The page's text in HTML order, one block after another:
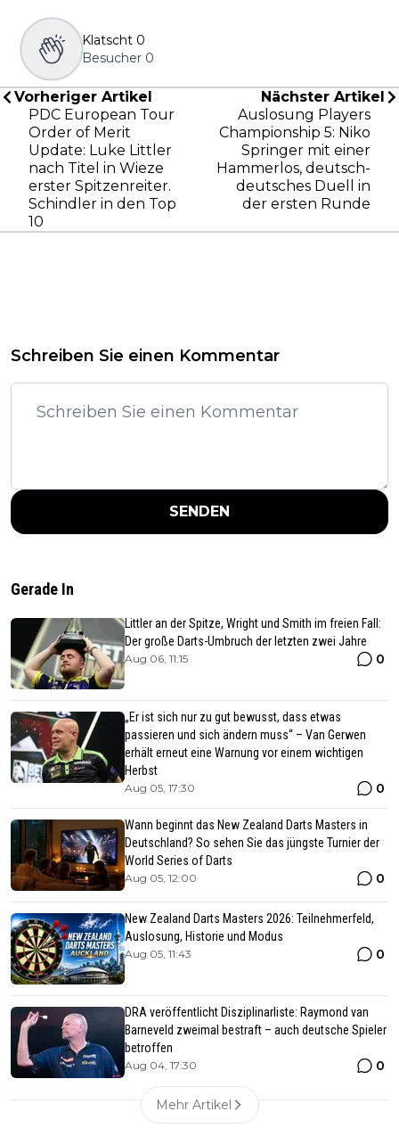
Klatscht 0
Besucher 0
Vorheriger Artikel
PDC European Tour
Order of Merit
Update: Luke Littler
nach Titel in Wieze
erster Spitzenreiter.
Schindler in den Top
10
Nächster Artikel
Auslosung Players
Championship 5: Niko
Springer mit einer
Hammerlos, deutsch-
deutsches Duell in
der ersten Runde
Schreiben Sie einen Kommentar
SENDEN
Gerade In
Littler an der Spitze, Wright und Smith im freien Fall:
Der große Darts-Umbruch der letzten zwei Jahre
Aug 06, 11:15 0
„Er ist sich nur zu gut bewusst, dass etwas
passieren und sich ändern muss“ – Van Gerwen
erhält erneut eine Warnung vor einem wichtigen
Herbst
Aug 05, 17:30 0
Wann beginnt das New Zealand Darts Masters in
Deutschland? So sehen Sie das jüngste Turnier der
World Series of Darts
Aug 05, 12:00 0
New Zealand Darts Masters 2026: Teilnehmerfeld,
Auslosung, Historie und Modus
Aug 05, 11:43 0
DRA veröffentlicht Disziplinarliste: Raymond van
Barneveld zweimal bestraft – auch deutsche Spieler
betroffen
Aug 04, 17:30 0
Mehr Artikel